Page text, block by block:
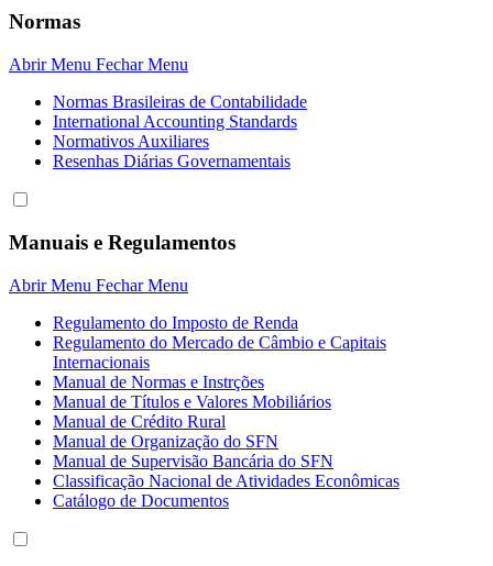
Normas
Abrir Menu Fechar Menu
Normas Brasileiras de Contabilidade
International Accounting Standards
Normativos Auxiliares
Resenhas Diárias Governamentais
Manuais e Regulamentos
Abrir Menu Fechar Menu
Regulamento do Imposto de Renda
Regulamento do Mercado de Câmbio e Capitais
Internacionais
Manual de Normas e Instrções
Manual de Títulos e Valores Mobiliários
Manual de Crédito Rural
Manual de Organização do SFN
Manual de Supervisão Bancária do SFN
Classificação Nacional de Atividades Econômicas
Catálogo de Documentos